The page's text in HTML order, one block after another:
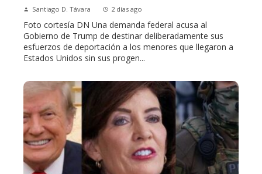
Santiago D. Távara 2 días ago
Foto cortesía DN Una demanda federal acusa al
Gobierno de Trump de destinar deliberadamente sus
esfuerzos de deportación a los menores que llegaron a
Estados Unidos sin sus progen...